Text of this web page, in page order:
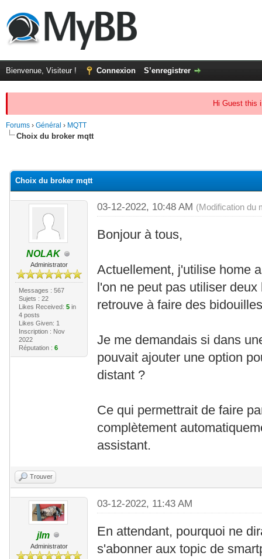
Bienvenue, Visiteur ! Connexion S’enregistrer
Hi Guest this
Forums › Général › MQTT
Choix du broker mqtt
Choix du broker mqtt
NOLAK
Administrator
Messages : 567
Sujets : 22
Likes Received: 5in
4 posts
Likes Given: 1
Inscription : Nov
2022
Réputation : 6
03-12-2022, 10:48 AM (Modification du
Bonjour à tous,
Actuellement, j'utilise home
l'on ne peut pas utiliser
retrouve à faire des
Je me demandais si dans
pouvait ajouter une option
distant ?
Ce qui permettrait de faire
complètement
assistant.
Trouver
jlm
Administrator
03-12-2022, 11:43 AM
En attendant, pourquoi ne
s'abonner aux topic de